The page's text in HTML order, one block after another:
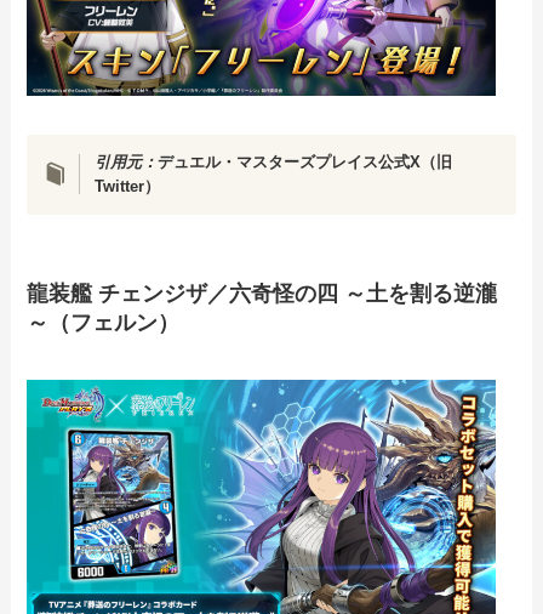
引用元： デュエル・マスターズプレイス公式X（旧
Twitter）
龍装艦 チェンジザ／六奇怪の四 ～土を割る逆瀧
～（フェルン）